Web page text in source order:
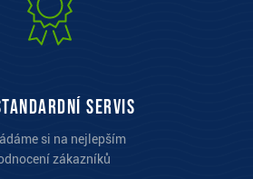
servis
si na nejlepším
zákazníků